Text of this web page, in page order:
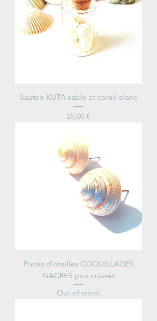
Sautoir KUTA sable et corail blanc
Price
25,00 €
Puces d'oreilles COQUILLAGES
NACRÉS pics cuivrés
Out of stock